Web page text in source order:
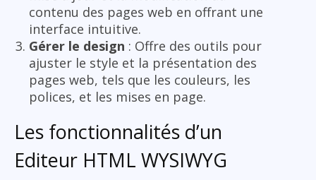
contenu des pages web en offrant une
interface intuitive.
Gérer le design : Offre des outils pour
ajuster le style et la présentation des
pages web, tels que les couleurs, les
polices, et les mises en page.
Les fonctionnalités d’un
Editeur HTML WYSIWYG